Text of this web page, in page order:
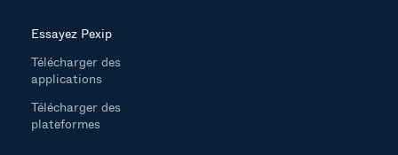
Essayez Pexip
Télécharger des
applications
Télécharger des
plateformes